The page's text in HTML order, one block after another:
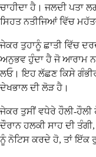
ਚਾਹੀਦਾ ਹੈ। ਜਲਦੀ ਪਤਾ
ਸਿਹਤ ਨਤੀਜਿਆਂ ਵਿੱਚ
ਜੇਕਰ ਤੁਹਾਨੂੰ ਛਾਤੀ ਵਿੱਚ
ਅਨੁਭਵ ਹੁੰਦਾ ਹੈ ਜੋ ਆਰਾਮ
ਲਓ। ਇਹ ਲੱਛਣ ਕਿਸੇ
ਦੇਖਭਾਲ ਦੀ ਲੋੜ ਹੈ।
ਜੇਕਰ ਤੁਸੀਂ ਵਧੇਰੇ ਹੌਲੀ-
ਦੌਰਾਨ ਹਲਕੀ ਸਾਹ ਦੀ
ਨੂੰ ਨੋਟਿਸ ਕਰਦੇ ਹੋ, ਤਾਂ ਇੱਕ